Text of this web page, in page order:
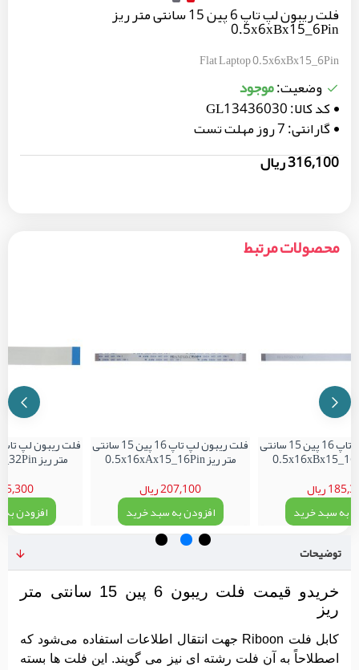
فلت ریبون لپ تاپ 6 پین 15 سانتی متر ریز
0.5x6xBx15_6Pin
Flat Laptop 0.5x6xBx15_6Pin
وضعیت:موجود
کد کالا:GL13436030
گارانتی:7 روز مهلت تست
316,100 ریال
محصولات مرتبط
فلت ریبون لپ تاپ 16 پین 15 سانتی
ریال
به سبد خرید
فلت ریبون لپ تاپ 16 پین 15 سانتی
متر ریز 0.5x16xAx15_16Pin
207,100 ریال
افزودن به سبد خرید
متر ریز 0.5x32xBx15_32Pin
185,300
افزودن
توضیحات
خریدو قیمت فلت ریبون 6 پین 15 سانتی متر
ریز
کابل فلت Riboon جهت انتقال اطلاعات استفاده می‌شود که
اصطلاحاً به آن فلت رشته ای نیز می گویند. این فلت ها بسته